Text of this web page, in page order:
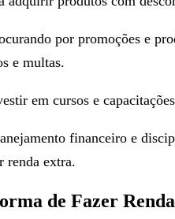
por promoções e
e multas.
em cursos e
financeiro e
renda extra.
de Fazer